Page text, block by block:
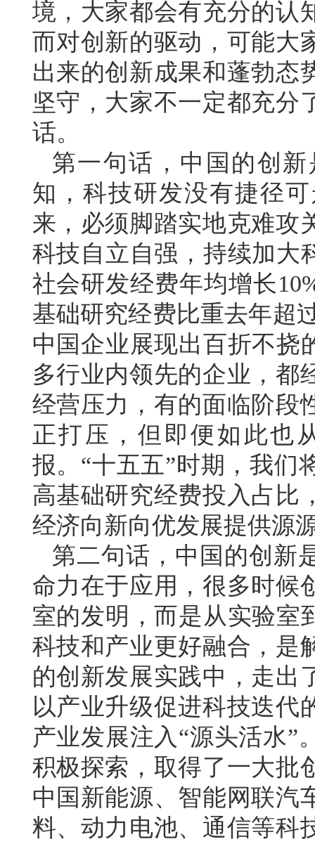
境，大家都会有充分的认
而对创新的驱动，可能大
出来的创新成果和蓬勃态
坚守，大家不一定都充分
话。
第一句话，中国的创
知，科技研发没有捷径
来，必须脚踏实地克难攻
科技自立自强，持续加大
社会研发经费年均增长
基础研究经费比重去年超
中国企业展现出百折不挠
多行业内领先的企业，都
经营压力，有的面临阶段
正打压，但即便如此也
报。“十五五”时期，我们
高基础研究经费投入占比
经济向新向优发展提供源
第二句话，中国的创新
命力在于应用，很多时候
室的发明，而是从实验室
科技和产业更好融合，是
的创新发展实践中，走出
以产业升级促进科技迭代
产业发展注入“源头活水”
积极探索，取得了一大批
中国新能源、智能网联汽
料、动力电池、通信等科